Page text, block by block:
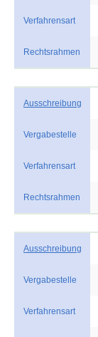
Verfahrensart
Rechtsrahmen
Ausschreibung
Vergabestelle
Verfahrensart
Rechtsrahmen
Ausschreibung
Vergabestelle
Verfahrensart